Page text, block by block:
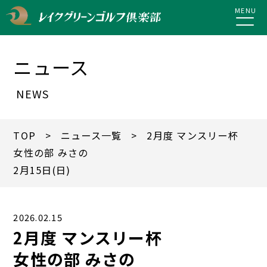
MENU
ニュース
NEWS
TOP > ニュース一覧
> 2月度 マンスリー杯
女性の部 みさの
2月15日(日)
2026.02.15
2月度 マンスリー杯
女性の部 みさの